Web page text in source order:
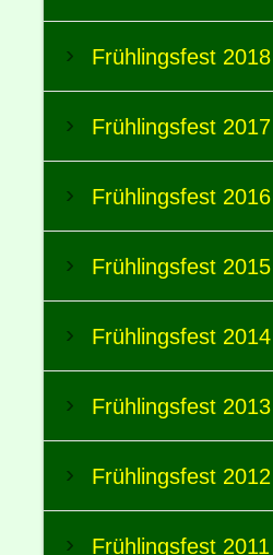
Frühlingsfest 2018
Frühlingsfest 2017
Frühlingsfest 2016
Frühlingsfest 2015
Frühlingsfest 2014
Frühlingsfest 2013
Frühlingsfest 2012
Frühlingsfest 2011